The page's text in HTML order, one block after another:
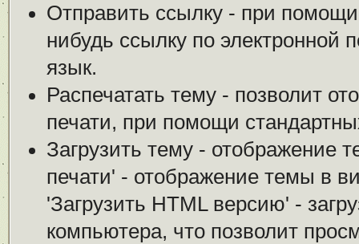
Отправить ссылку - при
нибудь ссылку по электронной
язык.
Распечатать тему - позволит
печати, при помощи
Загрузить тему - отображение
печати' - отображение темы в
'Загрузить HTML версию' -
компьютера, что позволит